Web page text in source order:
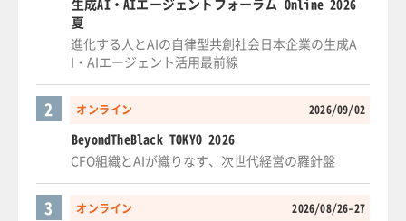
夏
進化する人とAIの自律型共創社会日本企業の生成A
I・AIエージェント活用最前線
オンライン 2026/09/02
2
BeyondTheBlack TOKYO 2026
CFO組織とAIが織りなす、次世代経営の羅針盤
オンライン 2026/08/26-27
3